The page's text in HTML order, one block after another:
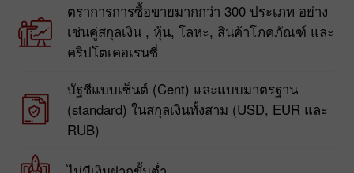
ตราการการซื้อขายมากกว่า 300 ประเภท อย่าง
เช่นคู่สกุลเงิน , หุ้น, โลหะ, สินค้าโภคภัณฑ์ และ
คริปโตเคอเรนซี่
บัฐชีแบบเซ็นต์ (Cent) และแบบมาตรฐาน
(standard) ในสกุลเงินทั้งสาม (USD, EUR และ
RUB)